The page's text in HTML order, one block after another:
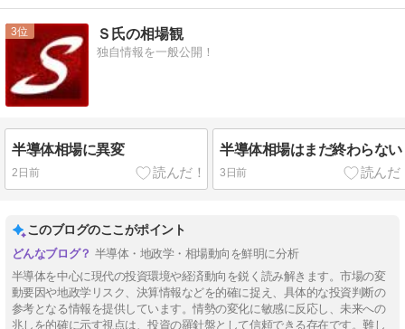
3 Ｓ氏の相場観
独自情報を一般公開！
半導体相場に異変
2日前
半導体相場はまだ終わらない
3日前
このブログのここがポイント
半導体・地政学・相場動向を鮮明に分析
半導体を中心に現代の投資環境や経済動向を鋭く読み解きます。市場の変
動要因や地政学リスク、決算情報などを的確に捉え、具体的な投資判断の
参考となる情報を提供しています。情勢の変化に敏感に反応し、未来への
兆しを的確に示す視点は、投資の羅針盤として信頼できる存在です。難し